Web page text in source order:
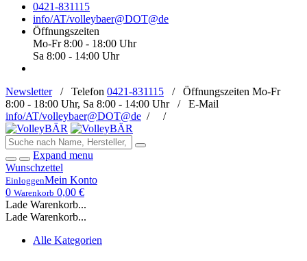
0421-831115
info/AT/volleybaer@DOT@de
Öffnungszeiten
Mo-Fr 8:00 - 18:00 Uhr
Sa 8:00 - 14:00 Uhr
Newsletter/ Telefon 0421-831115 / Öffnungszeiten Mo-Fr
8:00 - 18:00 Uhr, Sa 8:00 - 14:00 Uhr / E-Mail
info/AT/volleybaer@DOT@de / /
Expand menu
Wunschzettel
EinloggenMein Konto
0 Warenkorb 0,00 €
Lade Warenkorb...
Lade Warenkorb...
Alle Kategorien